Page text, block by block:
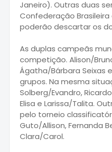
Janeiro). Outras duas
Confederação Brasileira
poderão descartar os
As duplas campeãs
competição. Alison/
Ágatha/Bárbara Seixas
grupos. Na mesma
Solberg/Evandro,
Elisa e Larissa/Talita.
pelo torneio
Guto/Allison, Fernanda
Clara/Carol.